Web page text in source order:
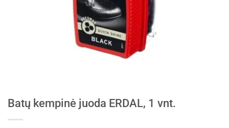
Batų kempinė juoda ERDAL, 1 vnt.